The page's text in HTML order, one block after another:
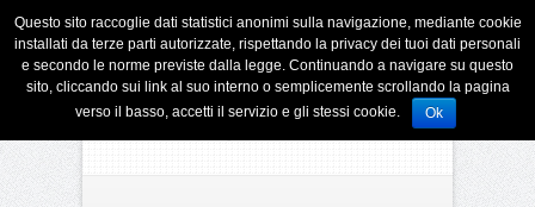
Questo sito raccoglie dati statistici anonimi sulla navigazione, mediante cookie
installati da terze parti autorizzate, rispettando la privacy dei tuoi dati personali
e secondo le norme previste dalla legge. Continuando a navigare su questo
sito, cliccando sui link al suo interno o semplicemente scrollando la pagina
verso il basso, accetti il servizio e gli stessi cookie.
Ok